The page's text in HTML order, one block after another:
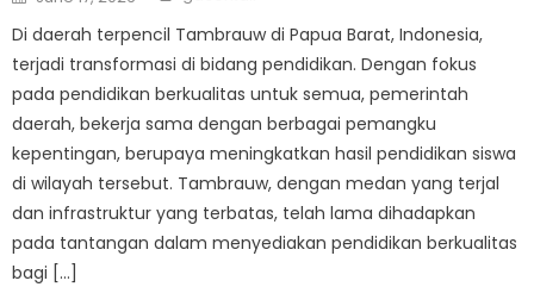
on
Di daerah terpencil Tambrauw di Papua Barat, Indonesia,
terjadi transformasi di bidang pendidikan. Dengan fokus
pada pendidikan berkualitas untuk semua, pemerintah
daerah, bekerja sama dengan berbagai pemangku
kepentingan, berupaya meningkatkan hasil pendidikan siswa
di wilayah tersebut. Tambrauw, dengan medan yang terjal
dan infrastruktur yang terbatas, telah lama dihadapkan
pada tantangan dalam menyediakan pendidikan berkualitas
bagi […]